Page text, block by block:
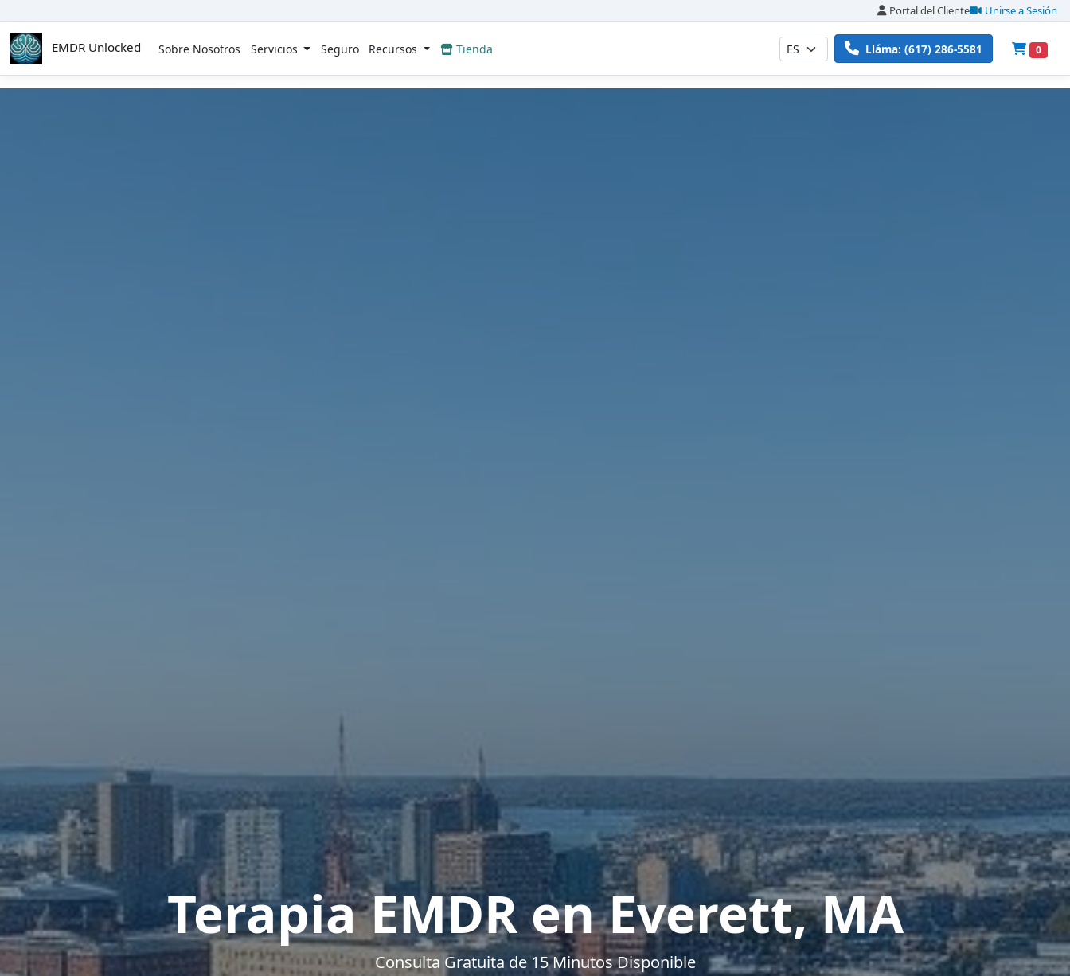
Portal del Cliente Unirse a Sesión
EMDR Unlocked Sobre Nosotros Servicios Seguro Recursos Tienda Lláma: (617) 286-5581 0
Terapia EMDR en Everett, MA
Consulta Gratuita de 15 Minutos Disponible